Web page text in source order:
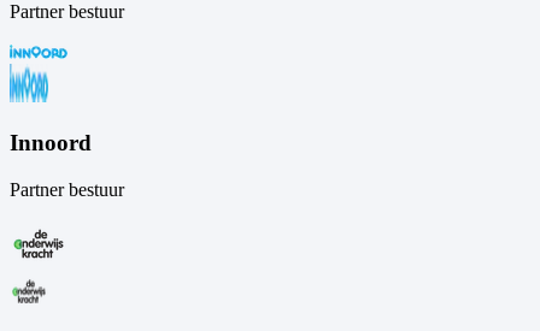
Partner bestuur
Innoord
Partner bestuur